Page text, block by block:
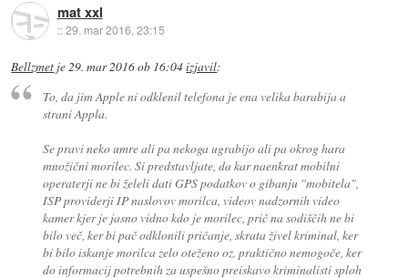
mat xxl
::29. mar 2016, 23:15
Bellzmet je 29. mar 2016 ob 16:04izjavil:
To, da jim Apple ni odklenil telefona je ena velika barabija a
strani Appla.
Se pravi neko umre ali pa nekoga ugrabijo ali pa okrog hara
množični morilec. Si predstavljate, da kar naenkrat mobilni
operaterji ne bi želeli dati GPS podatkov o gibanju "mobitela",
ISP providerji IP naslovov morilca, videov nadzornih video
kamer kjer je jasno vidno kdo je morilec, prič na sodiščih ne bi
bilo več, ker bi pač odklonili pričanje, skrata živel kriminal, ker
bi bilo iskanje morilca zelo oteženo oz. praktično nemogoče, ker
do informacij potrebnih za uspešno preiskavo kriminalisti sploh